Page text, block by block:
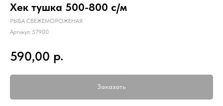
Хек тушка 500-800 с/м
РЫБА СВЕЖЕМОРОЖЕНАЯ
Артикул: 57900
590,00 р.
Заказать